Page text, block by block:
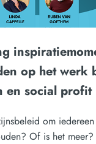
op het werk
en social profit
om
Of is het meer?